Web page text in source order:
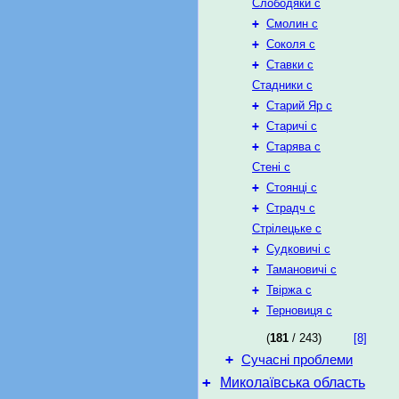
Слободяки с
+ Смолин с
+ Соколя с
+ Ставки с
Стадники с
+ Старий Яр с
+ Старичі с
+ Старява с
Стені с
+ Стоянці с
+ Страдч с
Стрілецьке с
+ Судковичі с
+ Тамановичі с
+ Твіржа с
+ Терновиця с
(181 / 243) [8]
+ Сучасні проблеми
+ Миколаївська область